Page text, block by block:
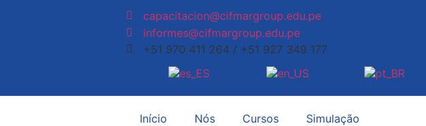
capacitacion@cifmargroup.edu.pe
informes@cifmargroup.edu.pe
+51 970 411 264 / +51 927 349 177
Início Nós Cursos Simulação